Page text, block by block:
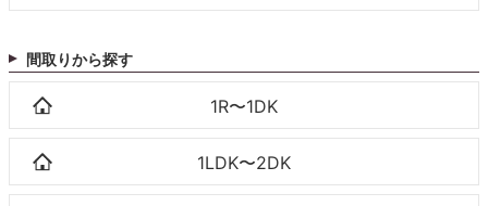
間取りから探す
1R〜1DK
1LDK〜2DK